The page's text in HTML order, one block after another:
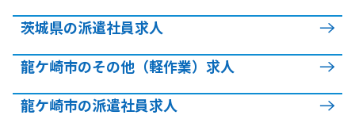
茨城県の派遣社員求人
龍ケ崎市のその他（軽作業）求人
龍ケ崎市の派遣社員求人